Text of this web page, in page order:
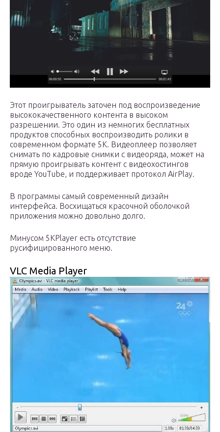
Этот проигрыватель заточен под воспроизведение
высококачественного контента в высоком
разрешении. Это один из немногих бесплатных
продуктов способных воспроизводить ролики в
современном формате 5К. Видеоплеер позволяет
снимать по кадровые снимки с видеоряда, может на
прямую проигрывать контент с видеохостингов
вроде YouTube, и поддерживает протокол AirPlay.
В программы самый современный дизайн
интерфейса. Восхищаться красочной оболочкой
приложения можно довольно долго.
Минусом 5KPlayer есть отсутствие
русифицированного меню.
VLC Media Player